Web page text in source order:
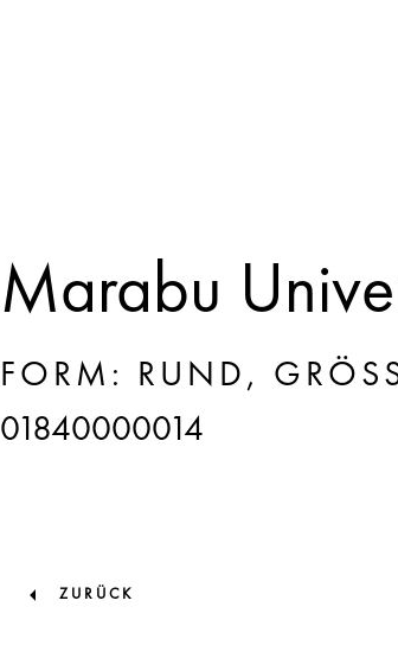
Marabu
FORM: RUND,
01840000014
ZURÜCK